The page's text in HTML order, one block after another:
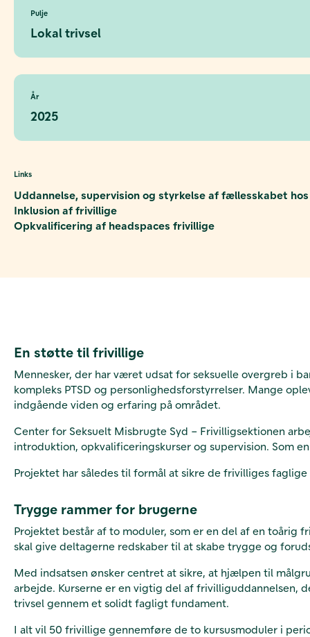
Pulje
Lokal trivsel
År
2025
Links
Uddannelse, supervision og styrkelse af fællesskabet
Inklusion af frivillige
Opkvalificering af headspaces frivillige
En støtte til frivillige
Mennesker, der har været udsat for seksuelle overgreb i
kompleks PTSD og personlighedsforstyrrelser. Mange
indgående viden og erfaring på området.
Center for Seksuelt Misbrugte Syd – Frivilligsektionen
introduktion, opkvalificeringskurser og supervision. Som
Projektet har således til formål at sikre de frivilliges
Trygge rammer for brugerne
Projektet består af to moduler, som er en del af en
skal give deltagerne redskaber til at skabe trygge og
Med indsatsen ønsker centret at sikre, at hjælpen til
arbejde. Kurserne er en vigtig del af frivilliguddannelsen,
trivsel gennem et solidt fagligt fundament.
I alt vil 50 frivillige gennemføre de to kursusmoduler i